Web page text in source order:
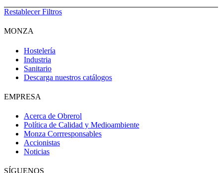
Restablecer Filtros
MONZA
Hostelería
Industria
Sanitario
Descarga nuestros catálogos
EMPRESA
Acerca de Obrerol
Política de Calidad y Medioambiente
Monza Corrresponsables
Accionistas
Noticias
SÍGUENOS